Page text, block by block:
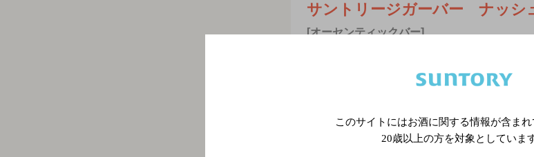
サントリージガーバー ナッシ
[オーセンティックバー]
このサイトにはお酒に関する情報が含まれ
20歳以上の方を対象としています